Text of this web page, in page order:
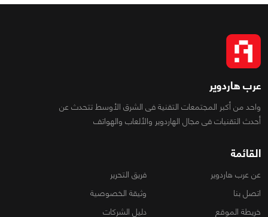
عرب هاردوير
واحد من أكبر المجتمعات التقنية فى الشرق الأوسط تتحدث عن
أحدث التقنيات فى مجال الهاردوير والألعاب والهواتف
القائمة
عن عرب هاردوير
فريق التحرير
اتصل بنا
وثيقة الخصوصية
خريطة الموقع
دليل الشركات